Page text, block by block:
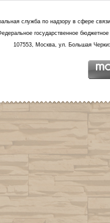
служба по надзору в сфере
государственное
107553, Москва, ул. Большая